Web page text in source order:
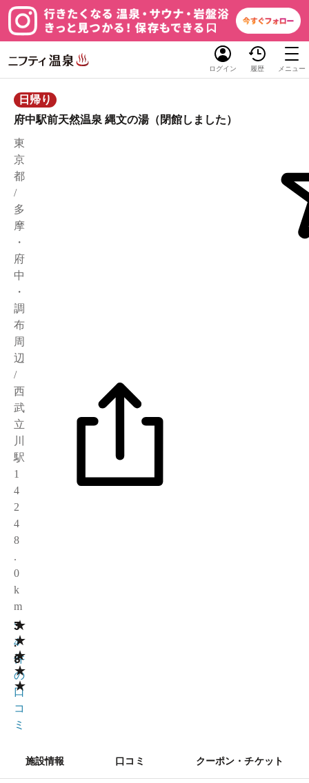
ログイン 履歴 メニュー
日帰り
府中駅前天然温泉 縄文の湯（閉館しました）
東
京
都
/
多
摩
・
府
中
・
調
布
周
辺
/
西
武
立
川
駅
1
4
2
4
8
.
0
k
m
★
★
★
★
★
3
.
8
5
4
件
の
口
コ
ミ
施設情報 口コミ クーポン・チケット